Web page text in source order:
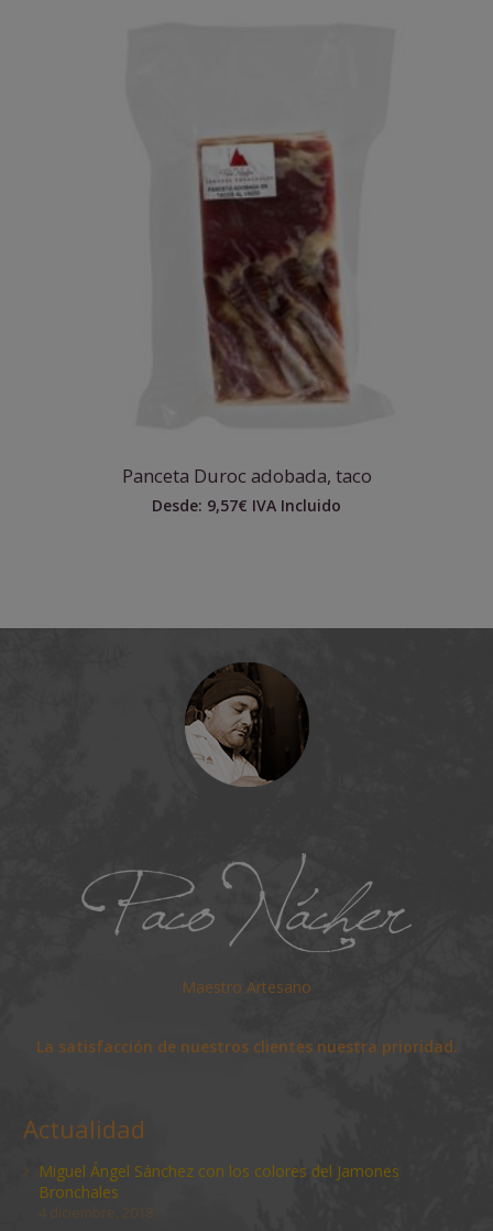
Panceta Duroc adobada, taco
Desde: 9,57€ IVA Incluido
Maestro Artesano
La satisfacción de nuestros clientes nuestra prioridad.
Actualidad
Miguel Ángel Sánchez con los colores del Jamones
Bronchales
4 diciembre, 2018